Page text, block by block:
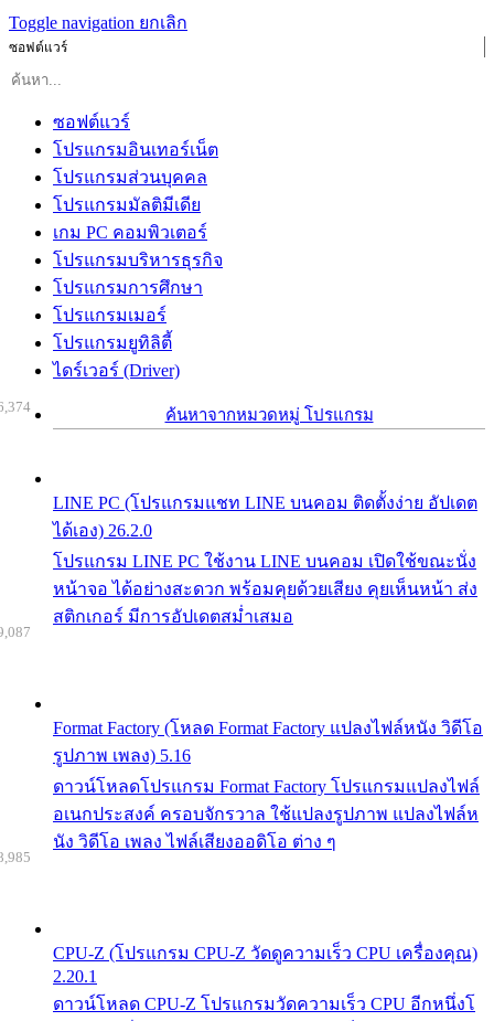
Toggle navigation ยกเลิก
ซอฟต์แวร์
ซอฟต์แวร์
โปรแกรมอินเทอร์เน็ต
โปรแกรมส่วนบุคคล
โปรแกรมมัลติมีเดีย
เกม PC คอมพิวเตอร์
โปรแกรมบริหารธุรกิจ
โปรแกรมการศึกษา
โปรแกรมเมอร์
โปรแกรมยูทิลิตี้
ไดร์เวอร์ (Driver)
ค้นหาจากหมวดหมู่ โปรแกรม
LINE PC (โปรแกรมแชท LINE บนคอม ติดตั้งง่าย อัปเดต
ได้เอง) 26.2.0
โปรแกรม LINE PC ใช้งาน LINE บนคอม เปิดใช้ขณะนั่ง
หน้าจอ ได้อย่างสะดวก พร้อมคุยด้วยเสียง คุยเห็นหน้า ส่ง
สติกเกอร์ มีการอัปเดตสม่ำเสมอ
Format Factory (โหลด Format Factory แปลงไฟล์หนัง วิดีโอ
รูปภาพ เพลง) 5.16
ดาวน์โหลดโปรแกรม Format Factory โปรแกรมแปลงไฟล์
อเนกประสงค์ ครอบจักรวาล ใช้แปลงรูปภาพ แปลงไฟล์ห
นัง วิดีโอ เพลง ไฟล์เสียงออดิโอ ต่าง ๆ
CPU-Z (โปรแกรม CPU-Z วัดดูความเร็ว CPU เครื่องคุณ)
2.20.1
ดาวน์โหลด CPU-Z โปรแกรมวัดความเร็ว CPU อีกหนึ่งโ